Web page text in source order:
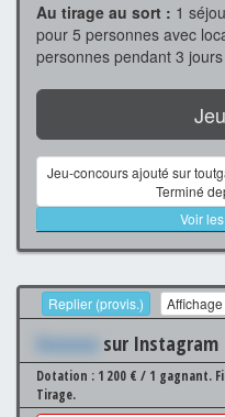
Au tirage au sort : 1
pour 5 personnes avec
personnes pendant 3
Jeu-concours ajouté sur
Terminé
Voir
Replier (provis.)
Xxxxxxx sur Instagram
Dotation : 1 200 € / 1 gagnant.
Tirage.